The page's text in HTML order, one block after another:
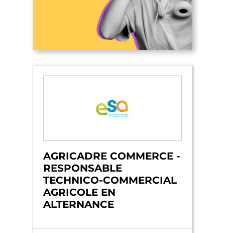
AGRICADRE COMMERCE -
RESPONSABLE
TECHNICO-COMMERCIAL
AGRICOLE EN
ALTERNANCE